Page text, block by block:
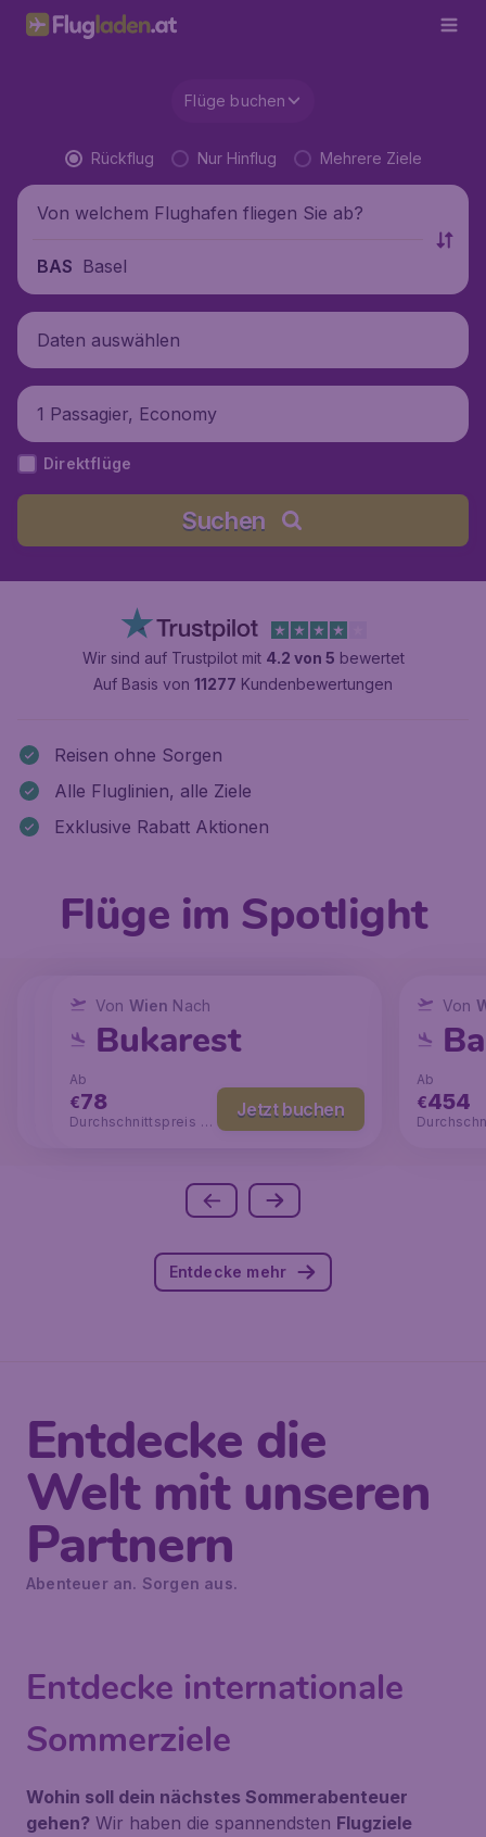
Flüge buchen
Rückflug Nur Hinflug Mehrere Ziele
Von welchem Flughafen fliegen Sie ab?
BAS Basel
Daten auswählen
1 Passagier, Economy
Direktflüge
Suchen
Wir sind auf Trustpilot mit 4.2 von 5 bewertet
Auf Basis von 11277 Kundenbewertungen
Reisen ohne Sorgen
Alle Fluglinien, alle Ziele
Exklusive Rabatt Aktionen
Flüge im Spotlight
Von Wien Nach
Mailand
36
Durchschnittspreis
Jetzt buchen
Von Wien Nach
Paris
76
Durchschnittspreis €1
Jetzt buchen
Von Wien Nach
Bukarest
Ab
€78
Durchschnittspreis €1
Jetzt buchen
Von
Ab
€454
Entdecke mehr
Entdecke die
Welt mit unseren
Partnern
Abenteuer an. Sorgen aus.
Entdecke internationale
Sommerziele
Wohin soll dein nächstes Sommerabenteuer
gehen? Wir haben die spannendsten Flugziele